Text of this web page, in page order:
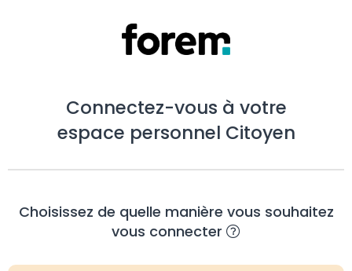
Connectez-vous à votre
espace personnel Citoyen
Choisissez de quelle manière vous souhaitez
vous connecter